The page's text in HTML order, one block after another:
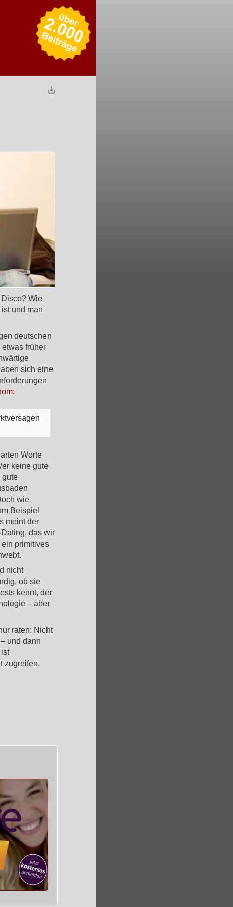
Wie
und man
deutschen
früher
sich eine
:
Worte
keine gute
gute
wie
Beispiel
meint der
das wir
primitives
nicht
ob sie
kennt, der
– aber
raten: Nicht
und dann
ist
zugreifen.